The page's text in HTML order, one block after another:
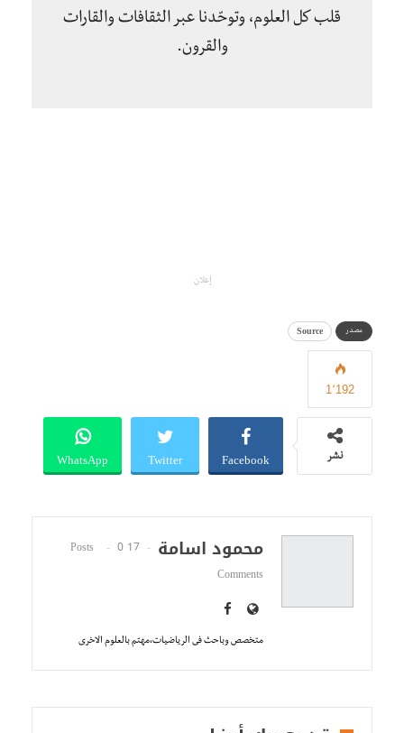
قلب كل العلوم، وتوحّدنا عبر الثقافات والقارات
والقرون.
إعلان
مصدر Source
1٬192
نشر Facebook
Twitter
WhatsApp
محمود اسامة 17 Posts
0
Comments
متخصص وباحث فى الرياضيات،مهتم بالعلوم الاخرى